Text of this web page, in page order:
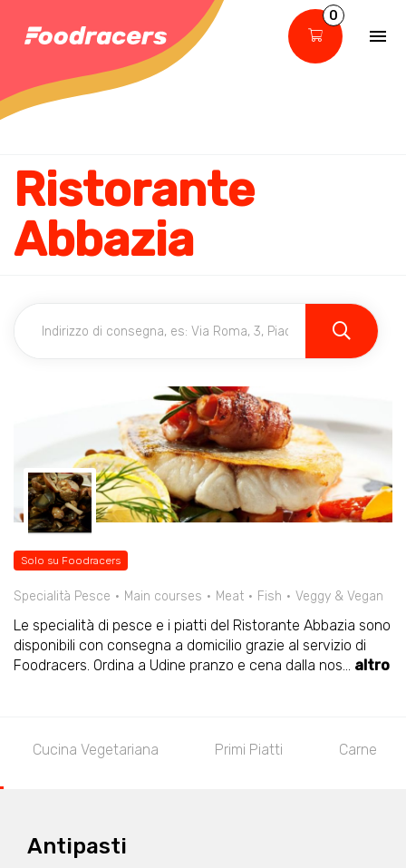
0
Ristorante
Abbazia
Solo su Foodracers
Specialità Pesce Main courses Meat Fish Veggy & Vegan
Le specialità di pesce e i piatti del Ristorante Abbazia sono
disponibili con consegna a domicilio grazie al servizio di
Foodracers. Ordina a Udine pranzo e cena dalla nos... altro
Cucina Vegetariana Primi Piatti Carne
Antipasti